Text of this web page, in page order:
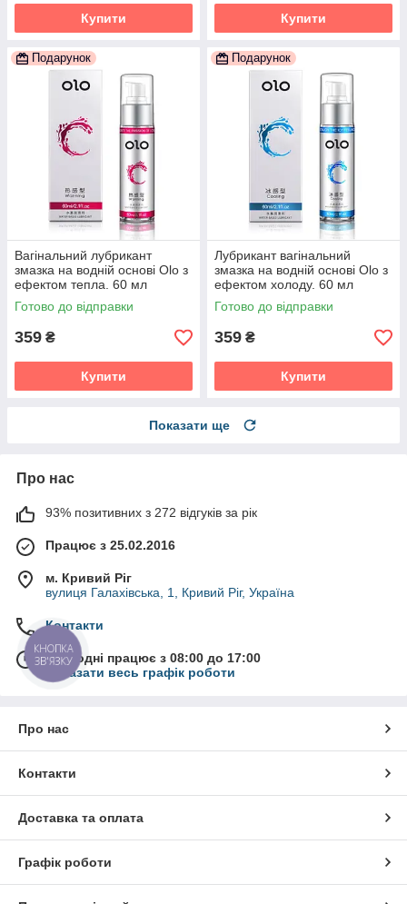
Купити Купити
Подарунок
Вагінальний лубрикант
змазка на водній основі Olo з
ефектом тепла. 60 мл
Готово до відправки
359 ₴
Купити
Подарунок
Лубрикант вагінальний
змазка на водній основі Olo з
ефектом холоду. 60 мл
Готово до відправки
359 ₴
Купити
Показати ще
Про нас
93% позитивних з 272 відгуків за рік
Працює з 25.02.2016
м. Кривий Ріг
вулиця Галахівська, 1, Кривий Ріг, Україна
Контакти
Сьогодні працює з 08:00 до 17:00
Показати весь графік роботи
Про нас
Контакти
Доставка та оплата
Графік роботи
КНОПКА
ЗВ'ЯЗКУ